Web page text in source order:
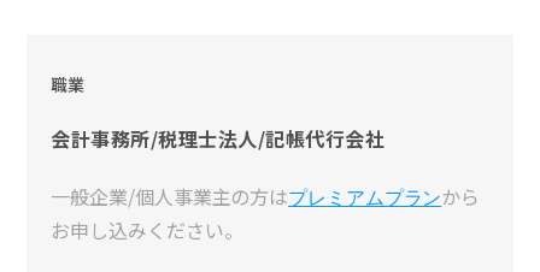
職業
会計事務所/税理士法人/記帳代行会社
一般企業/個人事業主の方はプレミアムプランから
お申し込みください。